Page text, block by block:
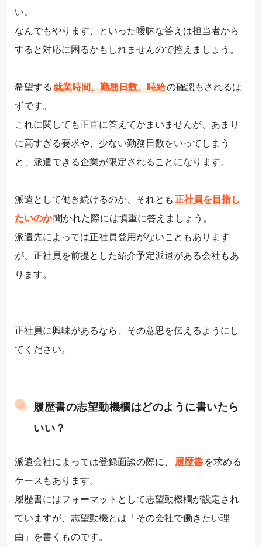
い。
なんでもやります、といった曖昧な答えは担当者から
すると対応に困るかもしれませんので控えましょう。
希望する就業時間、勤務日数、時給の確認もされるは
ずです。
これに関しても正直に答えてかまいませんが、あまり
に高すぎる要求や、少ない勤務日数をいってしまう
と、派遣できる企業が限定されることになります。
派遣として働き続けるのか、それとも正社員を目指し
たいのか聞かれた際には慎重に答えましょう。
派遣先によっては正社員登用がないこともあります
が、正社員を前提とした紹介予定派遣がある会社もあ
ります。
正社員に興味があるなら、その意思を伝えるようにし
てください。
履歴書の志望動機欄はどのように書いたら
いい？
派遣会社によっては登録面談の際に、 履歴書を求める
ケースもあります。
履歴書にはフォーマットとして志望動機欄が設定され
ていますが、志望動機とは「その会社で働きたい理
由」を書くものです。